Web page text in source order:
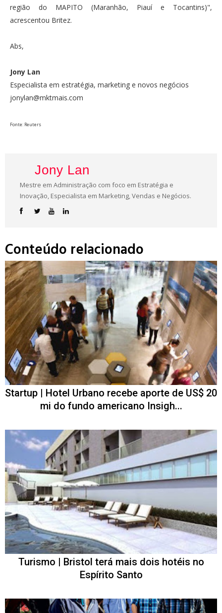
região do MAPITO (Maranhão, Piauí e Tocantins)",
acrescentou Britez.
Abs,
Jony Lan
Especialista em estratégia, marketing e novos negócios
jonylan@mktmais.com
Fonte: Reuters
Jony Lan
Mestre em Administração com foco em Estratégia e
Inovação, Especialista em Marketing, Vendas e Negócios.
Conteúdo relacionado
Startup | Hotel Urbano recebe aporte de US$ 20
mi do fundo americano Insigh...
Turismo | Bristol terá mais dois hotéis no
Espírito Santo